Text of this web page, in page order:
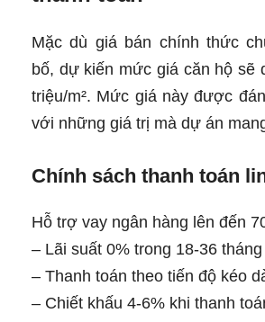
Mặc dù giá bán chính thức
bố, dự kiến mức giá căn hộ sẽ
triệu/m². Mức giá này được
với những giá trị mà dự án
Chính sách thanh toán
Hỗ trợ vay ngân hàng lên đến
– Lãi suất 0% trong 18-36 tháng
– Thanh toán theo tiến độ kéo
– Chiết khấu 4-6% khi thanh